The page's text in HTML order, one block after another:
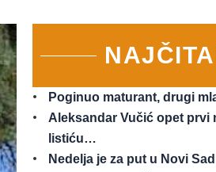
Poginuo maturant, drugi
Aleksandar Vučić opet prvi
listiću…
Nedelja je za put u Novi